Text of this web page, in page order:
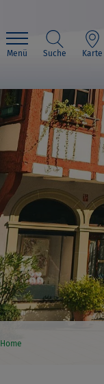
Menü Suche Karte
Home